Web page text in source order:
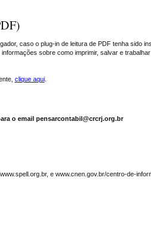
caso o plug-in de leitura de PDF tenha sido
sobre como imprimir, salvar e
clique aqui.
o email pensarcontabil@crcrj.org.br
e www.cnen.gov.br/centro-de-